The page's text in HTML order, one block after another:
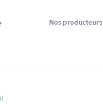
Nos producteurs